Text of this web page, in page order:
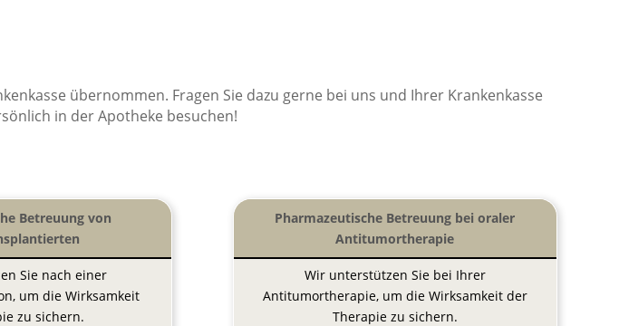
übernommen. Fragen Sie dazu gerne bei uns und Ihrer Krankenkasse
in der Apotheke besuchen!
Betreuung von
Sie nach einer
um die Wirksamkeit
zu sichern.
Pharmazeutische Betreuung bei oraler
Antitumortherapie
Wir unterstützen Sie bei Ihrer
Antitumortherapie, um die Wirksamkeit der
Therapie zu sichern.